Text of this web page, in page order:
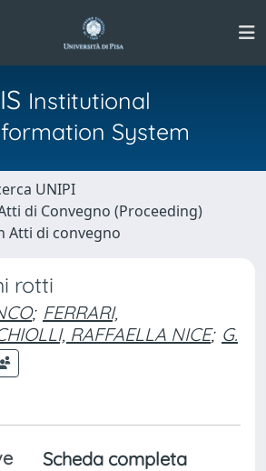
Institutional
System
UNIPI
di Convegno (Proceeding)
Atti di convegno
rotti
; FERRARI,
RAFFAELLA NICE; G.
Scheda completa